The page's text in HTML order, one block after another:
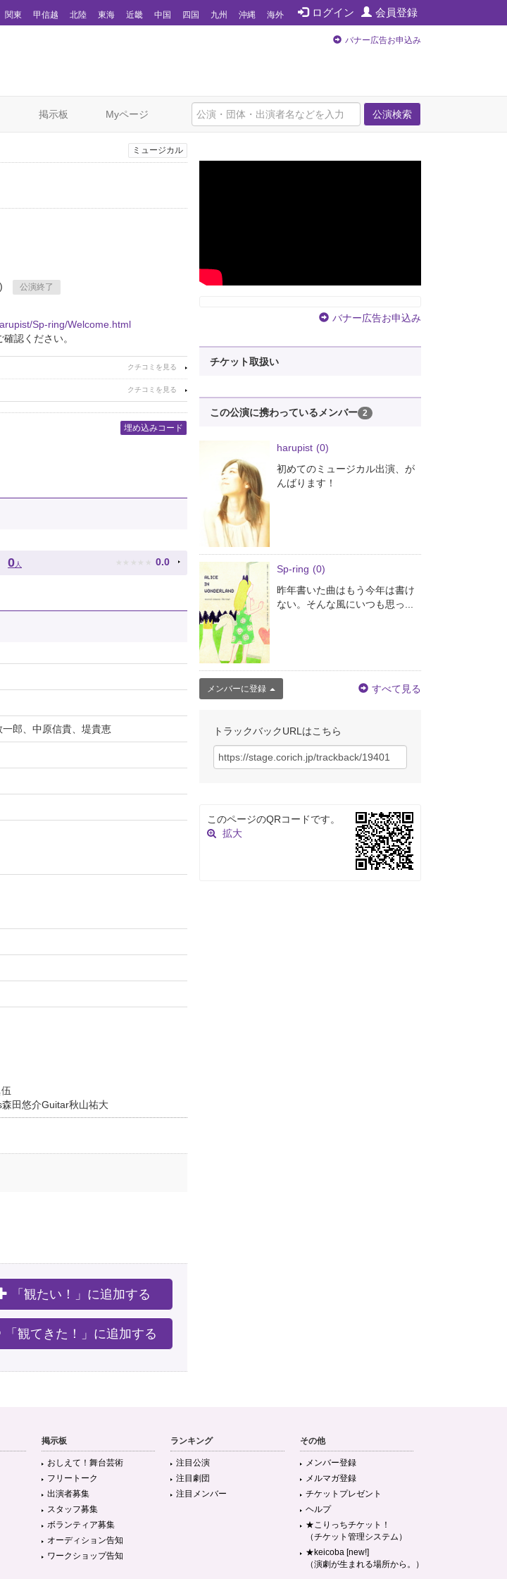
ログイン 会員登録
関東 甲信越 北陸 東海 近畿 中国 四国 九州 沖縄 海外
バナー広告お申込み
公演検索
掲示板 Myページ
ミュージカル
公演終了
Sp-ring/Welcome.html
認ください。
埋め込みコード
0 人 ★ ★ ★ ★ ★ 0.0
郎、中原信貴、堤貴恵
田悠介Guitar秋山祐大
「観たい！」に追加する
「観てきた！」に追加する
バナー広告お申込み
チケット取扱い
この公演に携わっているメンバー 2
harupist (0)
初めてのミュージカル出演、が
んばります！
Sp-ring (0)
昨年書いた曲はもう今年は書け
ない。そんな風にいつも思っ...
メンバーに登録 すべて見る
トラックバックURLはこちら
このページのQRコードです。
拡大
掲示板
おしえて！舞台芸術
フリートーク
出演者募集
スタッフ募集
ボランティア募集
オーディション告知
ワークショップ告知
ランキング
注目公演
注目劇団
注目メンバー
その他
メンバー登録
メルマガ登録
チケットプレゼント
ヘルプ
★こりっちチケット！
（チケット管理システム）
★keicoba [new!]
（演劇が生まれる場所から。）